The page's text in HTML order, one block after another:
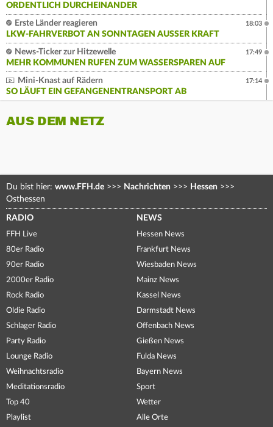
ORDENTLICH DURCHEINANDER
Erste Länder reagieren
LKW-FAHRVERBOT AN SONNTAGEN AUSSER KRAFT
18:03
News-Ticker zur Hitzewelle
MEHR KOMMUNEN RUFEN ZUM WASSERSPAREN AUF
17:49
Mini-Knast auf Rädern
SO LÄUFT EIN GEFANGENENTRANSPORT AB
17:14
AUS DEM NETZ
Du bist hier: www.FFH.de >>> Nachrichten >>> Hessen >>>
Osthessen
RADIO
FFH Live
80er Radio
90er Radio
2000er Radio
Rock Radio
Oldie Radio
Schlager Radio
Party Radio
Lounge Radio
Weihnachtsradio
Meditationsradio
Top 40
Playlist
NEWS
Hessen News
Frankfurt News
Wiesbaden News
Mainz News
Kassel News
Darmstadt News
Offenbach News
Gießen News
Fulda News
Bayern News
Sport
Wetter
Alle Orte